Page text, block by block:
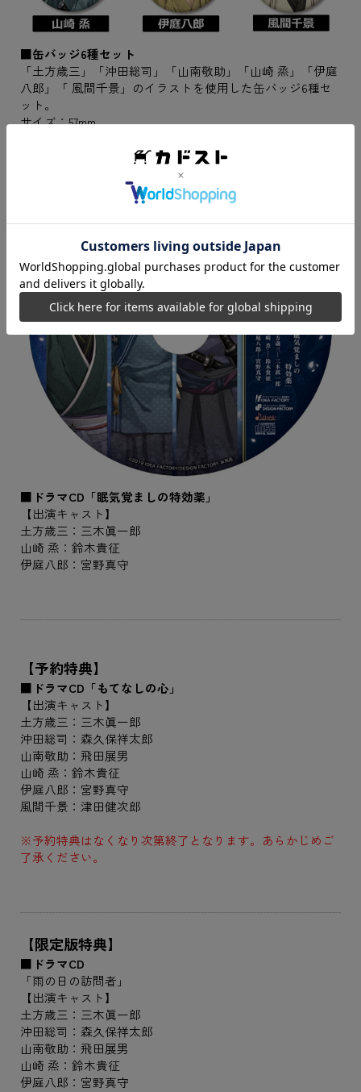
■缶バッジ6種セット
「土方歳三」「沖田総司」「山南敬助」「山崎 烝」「伊庭
八郎」「 風間千景」のイラストを使用した缶バッジ6種セ
ット。
サイズ：57mm
■ドラマCD「眠気覚ましの特効薬」
【出演キャスト】
土方歳三：三木眞一郎
山崎 烝：鈴木貴征
伊庭八郎：宮野真守
【予約特典】
■ドラマCD「もてなしの心」
【出演キャスト】
土方歳三：三木眞一郎
沖田総司：森久保祥太郎
山南敬助：飛田展男
山崎 烝：鈴木貴征
伊庭八郎：宮野真守
風間千景：津田健次郎
※予約特典はなくなり次第終了となります。あらかじめご
了承ください。
【限定版特典】
■ドラマCD
「雨の日の訪問者」
【出演キャスト】
土方歳三：三木眞一郎
沖田総司：森久保祥太郎
山南敬助：飛田展男
山崎 烝：鈴木貴征
伊庭八郎：宮野真守